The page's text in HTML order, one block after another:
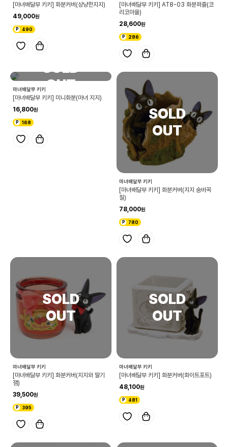
[마녀배달부 키키] 화분커버(상냥한지지)
49,000
490
[마녀배달부 키키] AT8-03 화분퍼즐(코
리코마을)
28,600
286
마녀배달부 키키
[마녀배달부 키키] 미니화분(마녀 지지)
16,800
168
마녀배달부 키키
[마녀배달부 키키] 화분커버(지지 숨바꼭
질)
78,000
780
마녀배달부 키키
[마녀배달부 키키] 화분커버(지지와 딸기
잼)
39,500
395
마녀배달부 키키
[마녀배달부 키키] 화분커버(화이트포트)
48,100
481